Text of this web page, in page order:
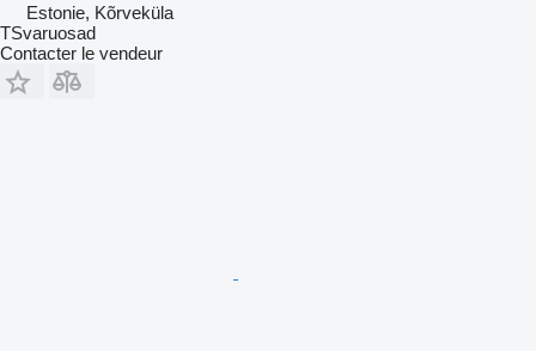
Estonie, Kõrveküla
TSvaruosad
Contacter le vendeur